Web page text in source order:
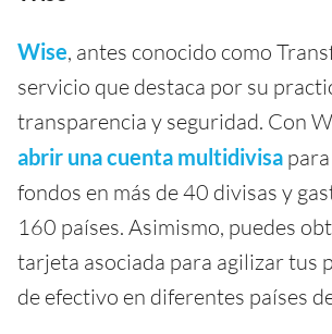
Wise, antes conocido como
servicio que destaca por su
transparencia y seguridad. Con
abrir una cuenta multidivisa
fondos en más de 40 divisas y
160 países. Asimismo, puedes
tarjeta asociada para agilizar tus
de efectivo en diferentes países